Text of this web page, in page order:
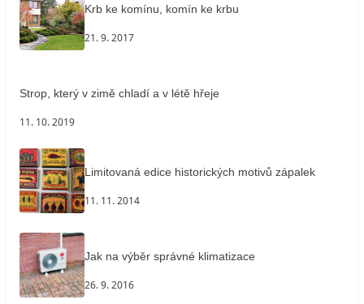
Krb ke komínu, komín ke krbu
21. 9. 2017
Strop, který v zimě chladí a v létě hřeje
11. 10. 2019
Limitovaná edice historických motivů zápalek
11. 11. 2014
Jak na výběr správné klimatizace
26. 9. 2016